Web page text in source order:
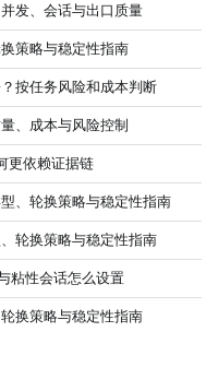
发、会话与出口质量
策略与稳定性指南
按任务风险和成本判断
、成本与风险控制
更依赖证据链
、轮换策略与稳定性指南
轮换策略与稳定性指南
粘性会话怎么设置
换策略与稳定性指南